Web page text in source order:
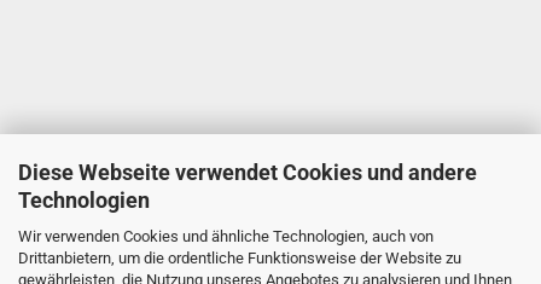
Diese Webseite verwendet Cookies und andere
Technologien
Wir verwenden Cookies und ähnliche Technologien, auch von
Drittanbietern, um die ordentliche Funktionsweise der Website zu
gewährleisten, die Nutzung unseres Angebotes zu analysieren und Ihnen